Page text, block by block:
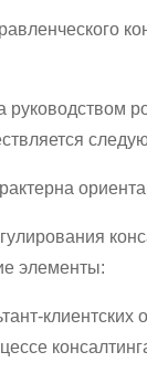
руководством
элементы:
клиентских